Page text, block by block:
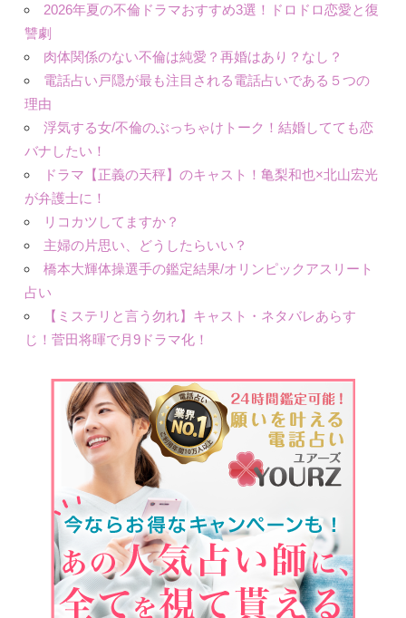
2026年夏の不倫ドラマおすすめ3選！ドロドロ恋愛と復
讐劇
肉体関係のない不倫は純愛？再婚はあり？なし？
電話占い戸隠が最も注目される電話占いである５つの
理由
浮気する女/不倫のぶっちゃけトーク！結婚してても恋
バナしたい！
ドラマ【正義の天秤】のキャスト！亀梨和也×北山宏光
が弁護士に！
リコカツしてますか？
主婦の片思い、どうしたらいい？
橋本大輝体操選手の鑑定結果/オリンピックアスリート
占い
【ミステリと言う勿れ】キャスト・ネタバレあらす
じ！菅田将暉で月9ドラマ化！